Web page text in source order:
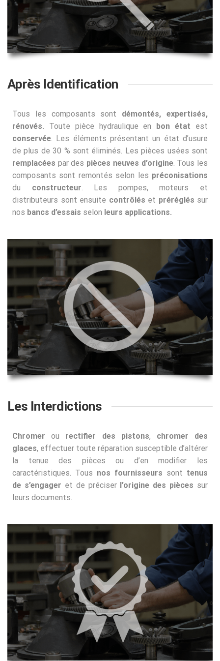
Après Identification
Tous les composants sont démontés, expertisés,
rénovés. Toute pièce hydraulique en bon état est
conservée. Les éléments présentant un état d’usure
de plus de 30 % sont éliminés. Les pièces usées sont
remplacées par des pièces neuves d’origine. Tous les
composants sont remontés selon les préconisations
du constructeur. Les pompes, moteurs et
distributeurs sont ensuite contrôlés et préréglés sur
nos bancs d’essais selon leurs applications.
Les Interdictions
Chromer ou rectifier des pistons, chromer des
glaces, effectuer toute réparation susceptible d’altérer
la tenue des pièces ou d’en modifier les
caractéristiques. Tous nos fournisseurs sont tenus
de s’engager et de préciser l’origine des pièces sur
leurs documents.